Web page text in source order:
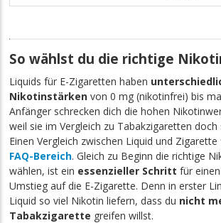
So wählst du die richtige
Liquids für E-Zigaretten haben
Nikotinstärken von 0 mg (nikotinfrei) bis
Anfänger schrecken dich die hohen
weil sie im Vergleich zu Tabakzigaretten doch
Einen Vergleich zwischen Liquid und
FAQ-Bereich. Gleich zu Beginn die richtige
wählen, ist ein essenzieller Schritt für
Umstieg auf die E-Zigarette. Denn in erster
Liquid so viel Nikotin liefern, dass du nicht
Tabakzigarette greifen willst.